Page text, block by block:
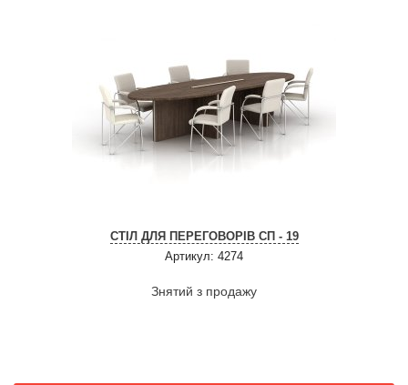
СТІЛ ДЛЯ ПЕРЕГОВОРІВ СП - 19
Артикул: 4274
Знятий з продажу